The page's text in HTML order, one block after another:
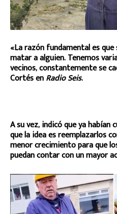
«La razón fundamental es que
matar a alguien. Tenemos
vecinos, constantemente se
Cortés enRadio Seis.
A su vez, indicó que ya habían
que la idea es reemplazarlos
menor crecimiento para que
puedan contar con un mayor